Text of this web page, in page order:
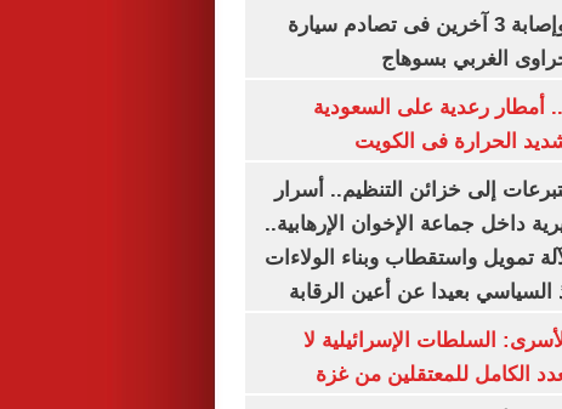
مصرع سيدة وإصابة 3 آخرين فى تصادم سيارة
الغربي بسوهاج
رعدية على السعودية
الحرارة فى الكويت
إلى خزائن التنظيم.. أسرار
داخل جماعة الإخوان الإرهابية..
تمويل واستقطاب وبناء الولاءات
السياسي بعيدا عن أعين الرقابة
السلطات الإسرائيلية لا
الكامل للمعتقلين من غزة